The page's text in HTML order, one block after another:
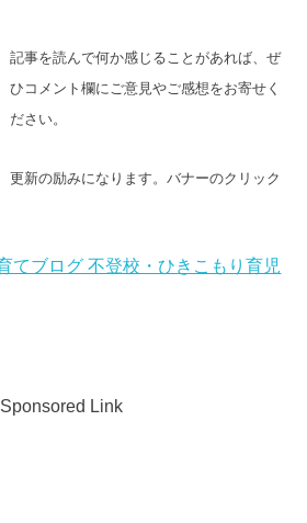
記事を読んで何か感じることがあれば、ぜ
ひコメント欄にご意見やご感想をお寄せく
ださい。
更新の励みになります。バナーのクリック
Sponsored Link